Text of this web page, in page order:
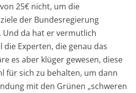
25€ nicht, um die
der Bundesregierung
Und da hat er vermutlich
die Experten, die genau das
es aber klüger gewesen, diese
für sich zu behalten, um dann
mit den Grünen „schweren